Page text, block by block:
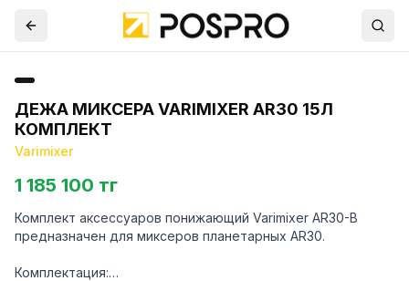
ДЕЖА МИКСЕРА VARIMIXER AR30 15Л
КОМПЛЕКТ
Varimixer
1 185 100 тг
Комплект аксессуаров понижающий Varimixer AR30-B
предназначен для миксеров планетарных AR30.
Комплектация: